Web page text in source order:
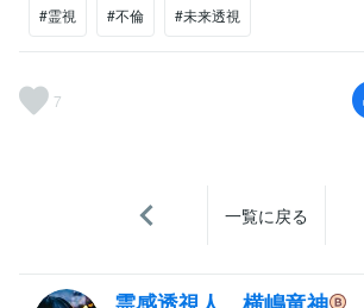
#霊視 #不倫 #未来透視
7
一覧に戻る